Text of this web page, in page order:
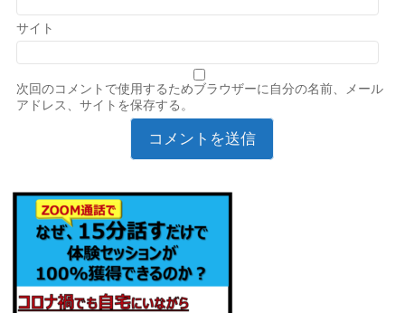
サイト
次回のコメントで使用するためブラウザーに自分の名前、メール
アドレス、サイトを保存する。